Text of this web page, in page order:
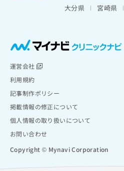
大分県
宮崎県
運営会社
利用規約
記事制作ポリシー
掲載情報の修正について
個人情報の取り扱いについて
お問い合わせ
Copyright © Mynavi Corporation